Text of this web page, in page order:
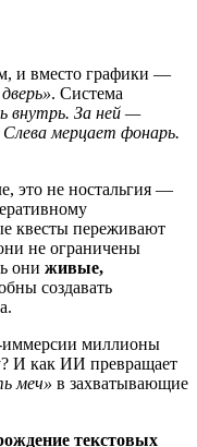
и вместо графики —
. Система
внутрь. За ней —
мерцает фонарь.
это не ностальгия —
квесты переживают
не ограничены
они живые,
создавать
миллионы
И как ИИ превращает
меч» в захватывающие
текстовых